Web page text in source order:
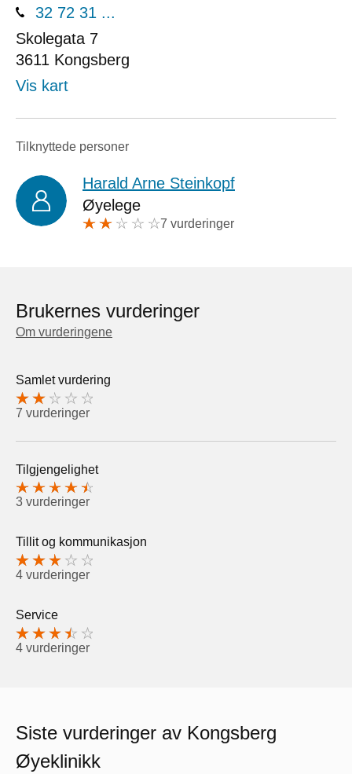
32 72 31 ...
Skolegata 7
3611 Kongsberg
Vis kart
Tilknyttede personer
Harald Arne Steinkopf
Øyelege
7 vurderinger
Brukernes vurderinger
Om vurderingene
Samlet vurdering
7 vurderinger
Tilgjengelighet
3 vurderinger
Tillit og kommunikasjon
4 vurderinger
Service
4 vurderinger
Siste vurderinger av Kongsberg
Øyeklinikk